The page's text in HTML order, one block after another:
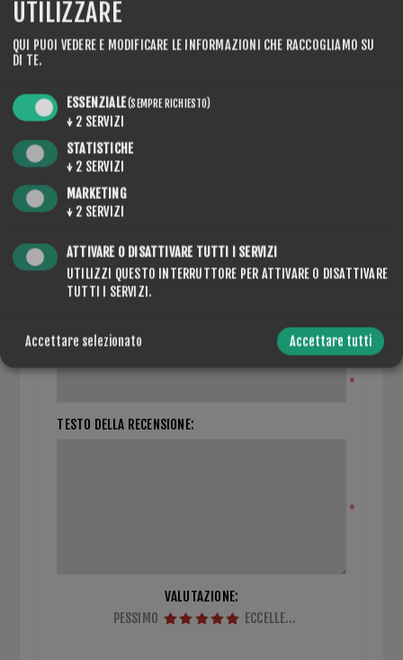
CHIUDI MODULO DI REVISIONE
TITOLO DELLA RECENSIONE:
*
TESTO DELLA RECENSIONE:
*
VALUTAZIONE:
PESSIMO
ECCELLENTE
UTILIZZARE
QUI PUOI VEDERE E MODIFICARE LE INFORMAZIONI CHE RACCOGLIAMO SU
DI TE.
ESSENZIALE(SEMPRE RICHIESTO)
↓ 2 SERVIZI
STATISTICHE
↓ 2 SERVIZI
MARKETING
↓ 2 SERVIZI
ATTIVARE O DISATTIVARE TUTTI I SERVIZI
UTILIZZI QUESTO INTERRUTTORE PER ATTIVARE O DISATTIVARE
TUTTI I SERVIZI.
Accettare selezionato Accettare tutti